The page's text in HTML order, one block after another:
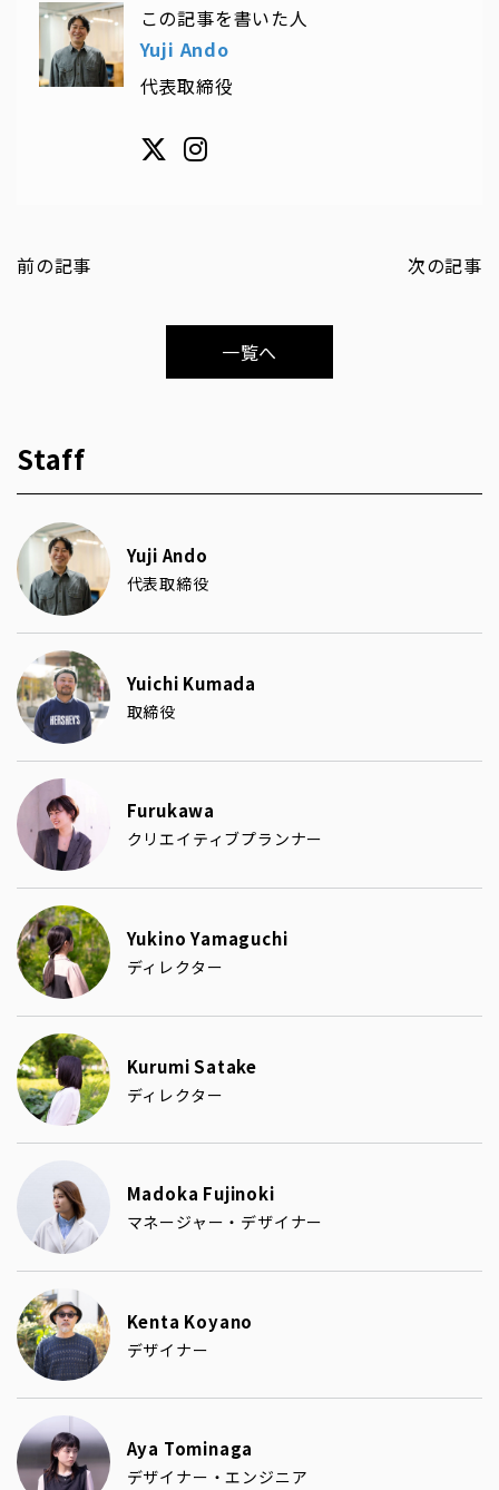
この記事を書いた人
Yuji Ando
代表取締役
前の記事 次の記事
一覧へ
Staff
Yuji Ando
代表取締役
Yuichi Kumada
取締役
Furukawa
クリエイティブプランナー
Yukino Yamaguchi
ディレクター
Kurumi Satake
ディレクター
Madoka Fujinoki
マネージャー・デザイナー
Kenta Koyano
デザイナー
Aya Tominaga
デザイナー・エンジニア